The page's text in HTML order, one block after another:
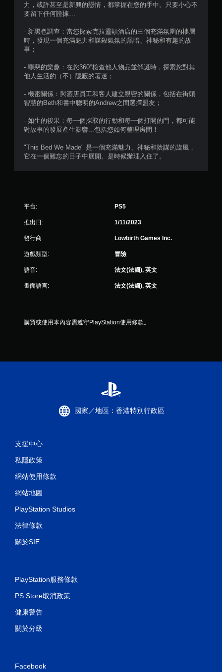
力，或許甚至是新興的戀情，都掌握在您的手中。只要小心不
要留下任何證據…
- 新黑色調查：當您探索克拉靈頓酒店的三個充滿氛圍的樓層
時，發現一個充滿魅力和謀殺氣氛的黑暗、神秘和有趣的故
事；
- 罪惡的樂趣：在您360°檢查他人物品並解謎時，探索您對其
他人生活的（不）隱蔽的著迷；
- 機密關係：與酒店員工和客人建立親密的關係，包括在街頭
智慧的Beth和書中聰明的Andrew之間選擇盟友；
- 如生的後果：每一個採取的行動和每一個打開的門，都可能
對故事的發展產生影響...包括您如何整理房間！
"This Bed We Made" 是一個充滿魅力、神秘和陰謀的旋風，
它在一個難忘的日子中展開。是時候辦理入住了。
平台: PS5
推出日: 1/11/2023
發行商: Lowbirth Games Inc.
遊戲類型: 冒險
語音: 法文(法國), 英文
畫面語言: 法文(法國), 英文
購買或使用本內容需遵守PlayStation使用條款。
國家／地區：香港特別行政區
支援中心
私隱政策
網站使用條款
網站地圖
PlayStation Studios
法律條款
關於SIE
PlayStation服務條款
PS Store取消政策
健康警告
關於分級
Facebook